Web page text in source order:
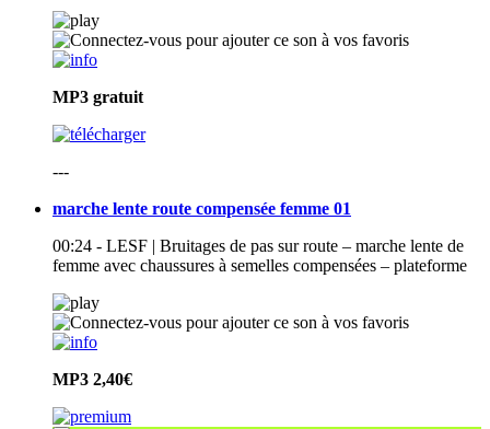
MP3 gratuit
---
marche lente route compensée femme 01
00:24 - LESF | Bruitages de pas sur route – marche lente de
femme avec chaussures à semelles compensées – plateforme
MP3 2,40€